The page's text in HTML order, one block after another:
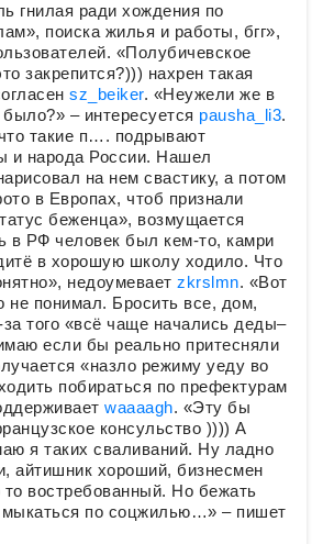
гнилая ради хождения по
поиска жилья и работы, бгг»,
«Полубичевское
закрепится?))) нахрен такая
sz_beiker. «Неужели же в
– интересуется pausha_li3.
такие п…. подрывают
и народа России. Нашел
на нем свастику, а потом
в Европах, чтоб признали
беженца», возмущается
в РФ человек был кем-то, камри
в хорошую школу ходило. Что
недоумевает zkrslmn. «Вот
не понимал. Бросить все, дом,
за того «всё чаще начались деды–
если бы реально притесняли
«назло режиму уеду во
побираться по префектурам
waaaagh. «Эту бы
консульство )))) А
я таких сваливаний. Ну ладно
айтишник хороший, бизнесмен
востребованный. Но бежать
мыкаться по соцжилью…» – пишет